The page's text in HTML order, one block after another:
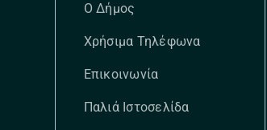
Ο Δήμος
Χρήσιμα Τηλέφωνα
Επικοινωνία
Παλιά Ιστοσελίδα